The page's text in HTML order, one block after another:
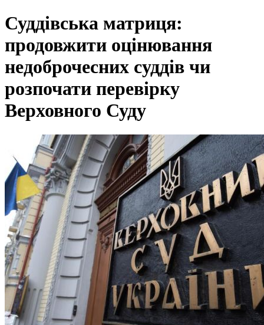
Суддівська матриця:
продовжити оцінювання
недоброчесних суддів чи
розпочати перевірку
Верховного Суду